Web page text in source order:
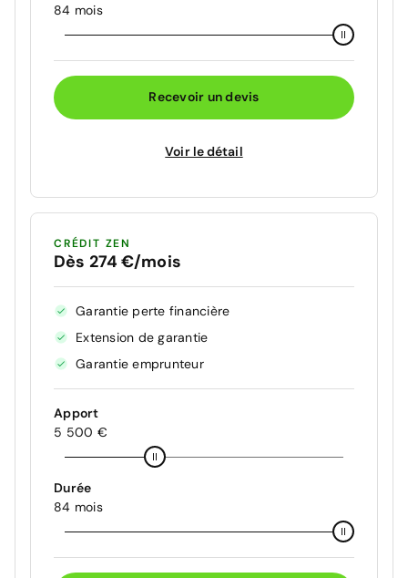
84 mois
Recevoir un devis
Voir le détail
CRÉDIT ZEN
Dès 274 €/mois
Garantie perte financière
Extension de garantie
Garantie emprunteur
Apport
5 500 €
Durée
84 mois